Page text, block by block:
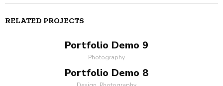
RELATED PROJECTS
Portfolio Demo 9
Photography
Portfolio Demo 8